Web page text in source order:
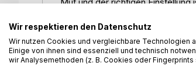
»Ein wenig angedacht«
Die Bücher der Reihe »Ein
bestimmtes Thema in Kürze
Wir respektieren den Datenschutz
Wir nutzen Cookies und vergleichbare Technologien
Einige von ihnen sind essenziell und technisch
wir Analysemethoden (z. B. Cookies oder